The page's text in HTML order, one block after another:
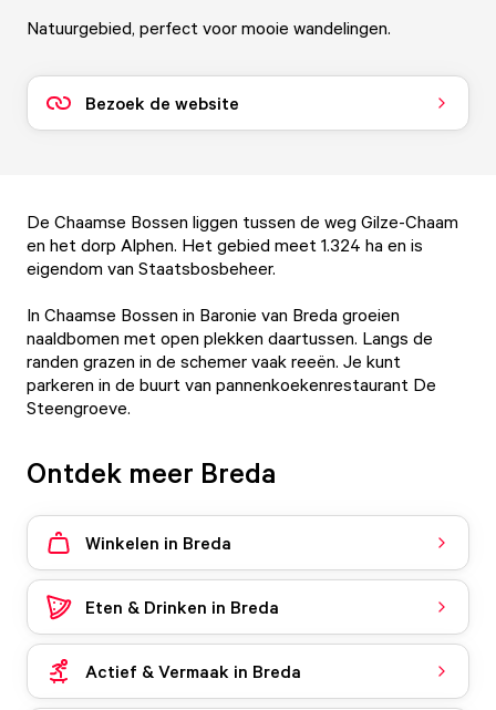
Natuurgebied, perfect voor mooie wandelingen.
Bezoek de website
De Chaamse Bossen liggen tussen de weg Gilze-Chaam
en het dorp Alphen. Het gebied meet 1.324 ha en is
eigendom van Staatsbosbeheer.
In Chaamse Bossen in Baronie van Breda groeien
naaldbomen met open plekken daartussen. Langs de
randen grazen in de schemer vaak reeën. Je kunt
parkeren in de buurt van pannenkoekenrestaurant De
Steengroeve.
Ontdek meer Breda
Winkelen in Breda
Eten & Drinken in Breda
Actief & Vermaak in Breda